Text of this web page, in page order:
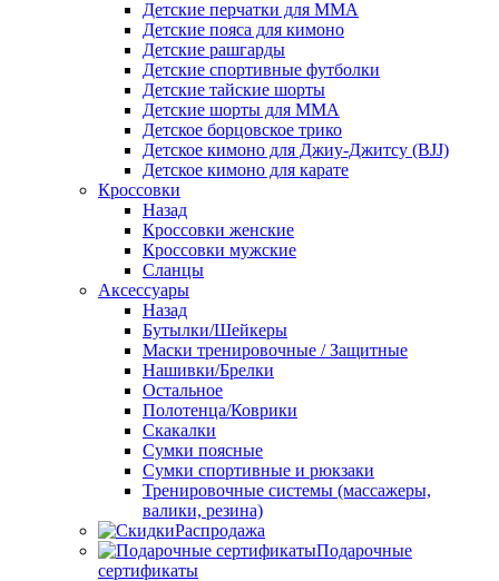
Детские перчатки для ММА
Детские пояса для кимоно
Детские рашгарды
Детские спортивные футболки
Детские тайские шорты
Детские шорты для ММА
Детское борцовское трико
Детское кимоно для Джиу-Джитсу (BJJ)
Детское кимоно для карате
Кроссовки
Назад
Кроссовки женские
Кроссовки мужские
Сланцы
Аксессуары
Назад
Бутылки/Шейкеры
Маски тренировочные / Защитные
Нашивки/Брелки
Остальное
Полотенца/Коврики
Скакалки
Сумки поясные
Сумки спортивные и рюкзаки
Тренировочные системы (массажеры,
валики, резина)
Распродажа
Подарочные
сертификаты